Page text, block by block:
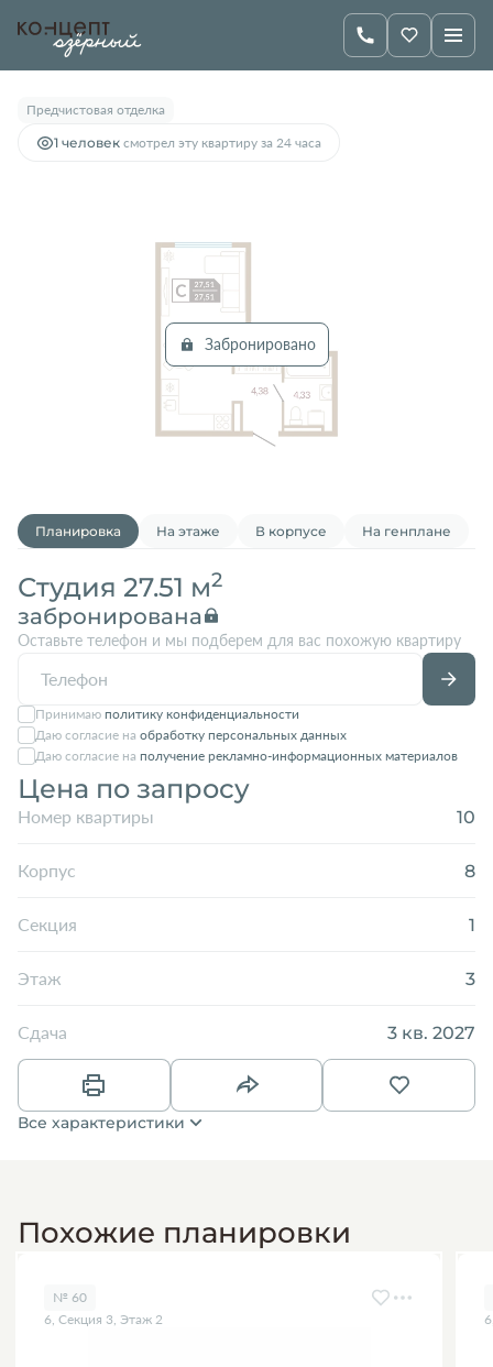
Студия27.51 м Цена по запросу
Предчистовая отделка
1 человек смотрел эту квартиру за 24 часа
Забронировано
Планировка На этаже В корпусе На генплане
Студия 27.51 м2
забронирована
Оставьте телефон и мы подберем для вас похожую квартиру
Принимаю политику конфиденциальности
Даю согласие на обработку персональных данных
Даю согласие на получение рекламно-информационных материалов
Цена по запросу
Номер квартиры 10
Корпус 8
Секция 1
Этаж 3
Сдача 3 кв. 2027
Все характеристики
Похожие планировки
№ 60
6, Секция 3, Этаж 2